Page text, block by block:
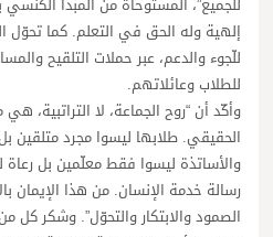
للجميع”، المستوحاة من المبدأ
إلهية وله الحق في التعلم. كما تحوّل
للّجوء والدعم، عبر حملات التلقيح
للطلاب وعائلاتهم.
وأكّد أن “روح الجماعة، لا التراتبية،
الحقيقي. طلابها ليسوا مجرد متلقين
والأساتذة ليسوا فقط معلّمين بل
رسالة خدمة الإنسان. من هذا الإيمان
الصمود والابتكار والتحوّل”. وشكر